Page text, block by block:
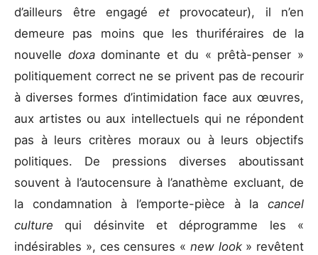
d’ailleurs être engagé et provocateur), il n’en
demeure pas moins que les thuriféraires de la
nouvelle doxadominante et du « prêtà-penser »
politiquement correct ne se privent pas de recourir
à diverses formes d’intimidation face aux œuvres,
aux artistes ou aux intellectuels qui ne répondent
pas à leurs critères moraux ou à leurs objectifs
politiques. De pressions diverses aboutissant
souvent à l’autocensure à l’anathème excluant, de
la condamnation à l’emporte-pièce à la cancel
culturequi désinvite et déprogramme les «
indésirables », ces censures « new look » revêtent